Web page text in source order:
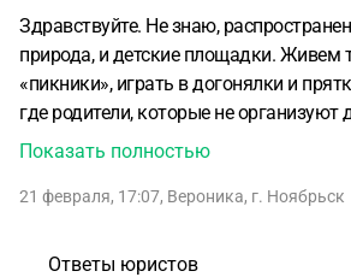
Здравствуйте. Не знаю,
природа, и детские площадки. Живем
«пикники», играть в догонялки и
где родители, которые не
подъезде, ставят здесь палатки и
делать?
Показать полностью
21 февраля, 17:07, Вероника, г. Ноябрьск
Ответы юристов